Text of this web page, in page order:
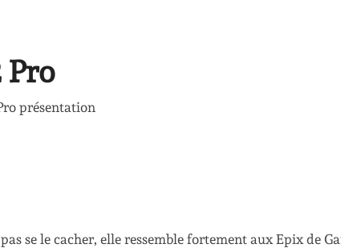
Pro
se le cacher, elle ressemble fortement aux Epix de